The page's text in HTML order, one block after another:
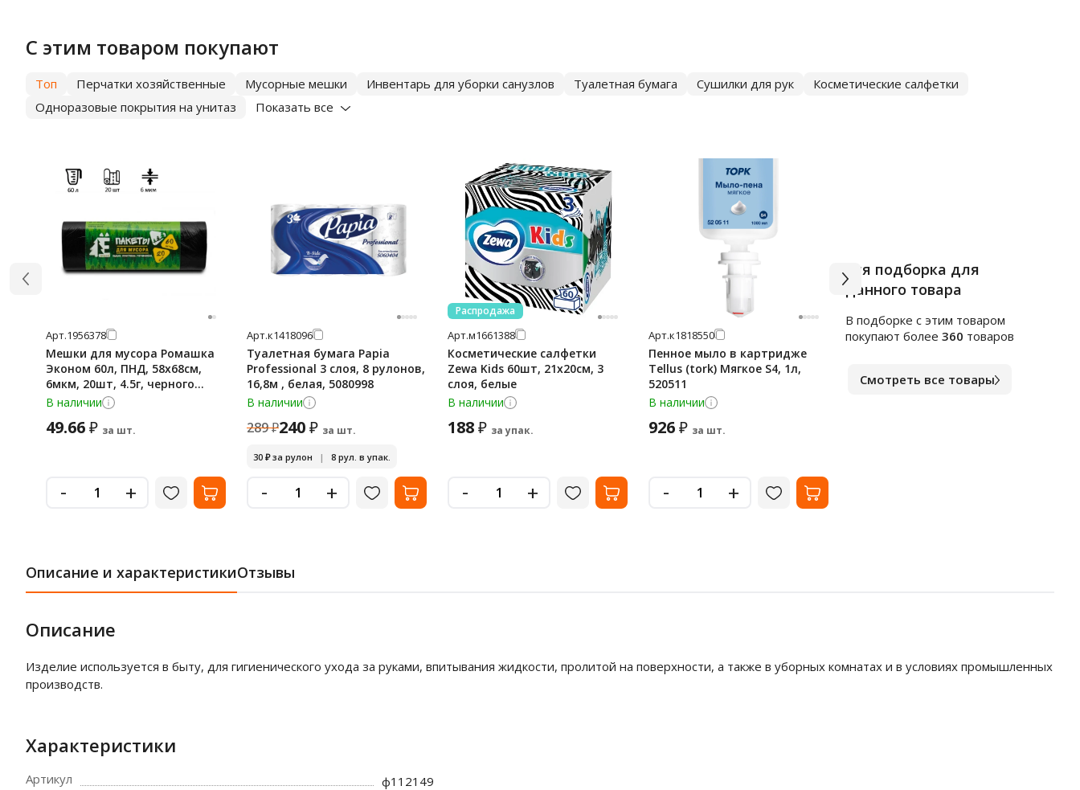
С этим товаром покупают
Топ Перчатки хозяйственные Мусорные мешки Инвентарь для уборки санузлов Туалетная бумага Сушилки для рук
Косметические салфетки
Одноразовые покрытия на унитаз
Показать все
Арт.1956378
Мешки для мусора Ромашка
Эконом 60л, ПНД, 58х68см,
6мкм, 20шт, 4.5г, черного
цвета, в рулоне
В наличии
49.66₽ за шт.
- +
Арт.к1418096
Туалетная бумага Papia
Professional 3 слоя, 8 рулонов,
16,8м , белая, 5080998
В наличии
289₽240₽ за шт.
30 ₽за рулон | 8 рул. в упак.
- +
Распродажа
Арт.м1661388
Косметические салфетки
Zewa Kids 60шт, 21х20см, 3
слоя, белые
В наличии
188₽ за упак.
- +
Арт.к1818550
Пенное мыло в картридже
Tellus (tork) Мягкое S4, 1л,
520511
В наличии
926₽ за шт.
- +
Арт.к1564553
сложения, 100 листов, С-89
Вся подборка для
данного товара
В подборке c этим товаром
покупают более 360 товаров
Смотреть все товары
Описание и характеристикиОтзывы
Описание
Изделие используется в быту, для гигиенического ухода за руками, впитывания жидкости, пролитой на поверхности, а также в уборных комнатах и в условиях промышленных
производств.
Характеристики
Артикул ф112149